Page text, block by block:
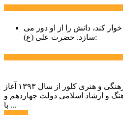
كند، دانش را از او دور می
سازد.حضرت علی (ع):
عملیات اجرایی مجتمع فرهنگی و هنری کلور از سال ۱۳۹۳ آغاز
و ارشاد اسلامی دولت چهاردهم و
با ...